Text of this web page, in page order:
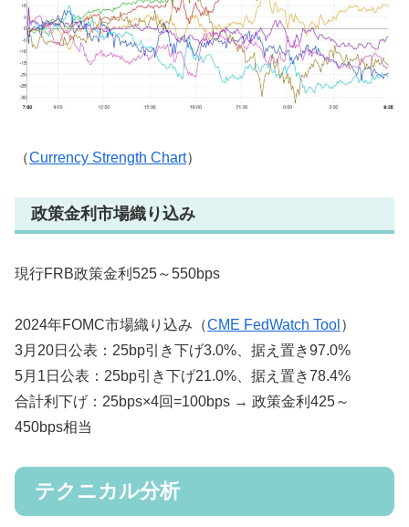
（Currency Strength Chart）
政策金利市場織り込み
現行FRB政策金利525～550bps
2024年FOMC市場織り込み（CME FedWatch Tool ）
3月20日公表：25bp引き下げ3.0%、据え置き97.0%
5月1日公表：25bp引き下げ21.0%、据え置き78.4%
合計利下げ：25bps×4回=100bps → 政策金利425～
450bps相当
テクニカル分析